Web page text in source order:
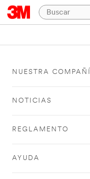
NUESTRA
NOTICIAS
REGLAMENTO
AYUDA